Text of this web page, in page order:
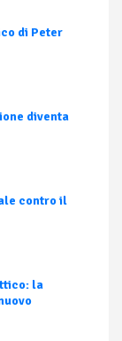
di Peter
diventa
contro il
la